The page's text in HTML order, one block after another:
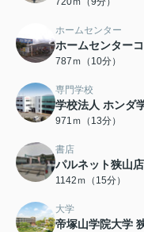
ホームセンター
ホームセンター
787ｍ（10分）
専門学校
学校法人 ホンダ
971ｍ（13分）
書店
パルネット狭山店
1142ｍ（15分）
大学
帝塚山学院大学